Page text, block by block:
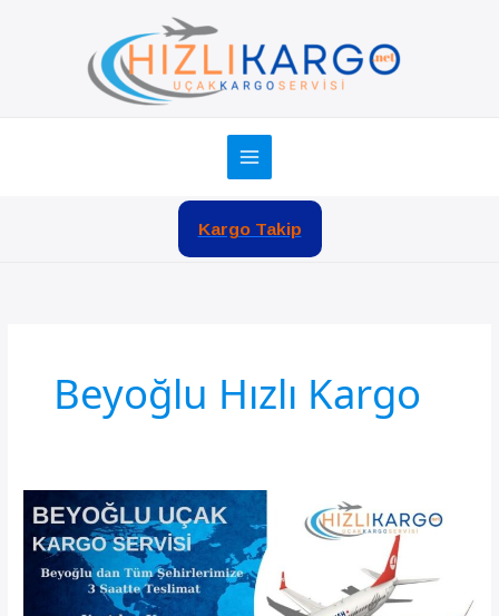
Kargo Takip
Beyoğlu Hızlı Kargo